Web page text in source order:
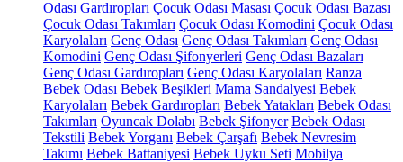
Odası Gardıropları Çocuk Odası Masası Çocuk Odası Bazası
Çocuk Odası Takımları Çocuk Odası Komodini Çocuk Odası
Karyolaları Genç Odası Genç Odası Takımları Genç Odası
Komodini Genç Odası Şifonyerleri Genç Odası Bazaları
Genç Odası Gardıropları Genç Odası Karyolaları Ranza
Bebek Odası Bebek Beşikleri Mama Sandalyesi Bebek
Karyolaları Bebek Gardıropları Bebek Yatakları Bebek Odası
Takımları Oyuncak Dolabı Bebek Şifonyer Bebek Odası
Tekstili Bebek Yorganı Bebek Çarşafı Bebek Nevresim
Takımı Bebek Battaniyesi Bebek Uyku Seti Mobilya